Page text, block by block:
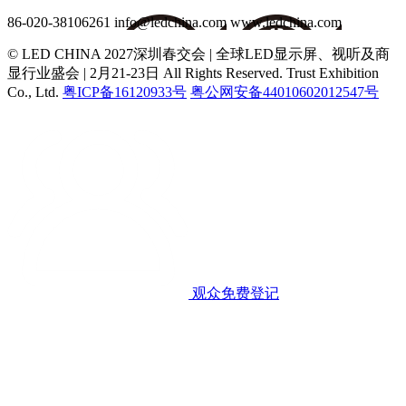
86-020-38106261 info@ledchina.com www.ledchina.com
© LED CHINA 2027深圳春交会 | 全球LED显示屏、视听及商
显行业盛会 | 2月21-23日 All Rights Reserved. Trust Exhibition
Co., Ltd. 粤ICP备16120933号 粤公网安备44010602012547号
观众免费登记